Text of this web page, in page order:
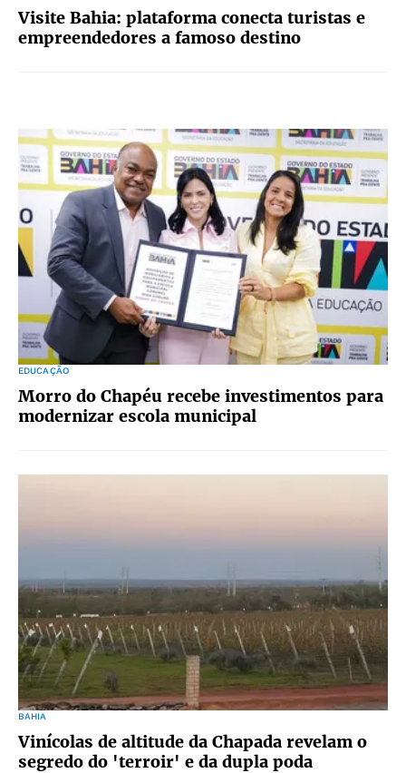
Visite Bahia: plataforma conecta turistas e
empreendedores a famoso destino
EDUCAÇÃO
Morro do Chapéu recebe investimentos para
modernizar escola municipal
BAHIA
Vinícolas de altitude da Chapada revelam o
segredo do 'terroir' e da dupla poda